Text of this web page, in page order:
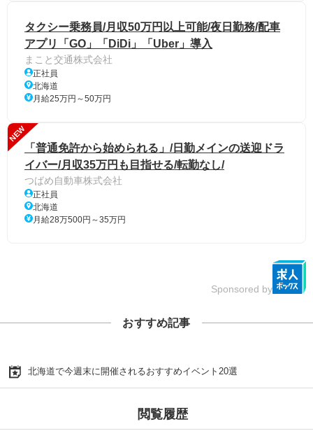
タクシー乗務員/月収50万円以上可能/夜日勤務/配車
アプリ「GO」「DiDi」「Uber」導入
まこと交通株式会社
正社員
北海道
月給25万円～50万円
NEW
「普通免許から始められる」/日勤メインの送迎ドラ
イバー/月収35万円も目指せる/転勤なし/
つばめ自動車株式会社
正社員
北海道
月給28万500円～35万円
Sponsored by
おすすめ記事
北海道で今週末に開催されるおすすめイベント20選
閲覧履歴